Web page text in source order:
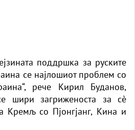
поддршка за руските
се најлошиот проблем со
рече Кирил Буданов,
шири загриженоста за сè
Кремљ со Пјонгјанг, Кина и